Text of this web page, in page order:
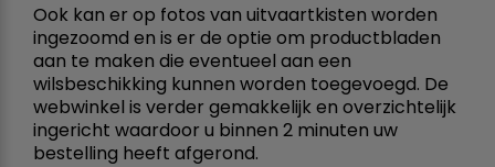
Ook kan er op fotos van uitvaartkisten worden
ingezoomd en is er de optie om productbladen
aan te maken die eventueel aan een
wilsbeschikking kunnen worden toegevoegd. De
webwinkel is verder gemakkelijk en overzichtelijk
ingericht waardoor u binnen 2 minuten uw
bestelling heeft afgerond.